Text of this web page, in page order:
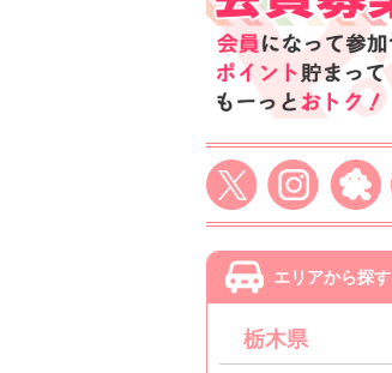
エリアから探す
栃木県